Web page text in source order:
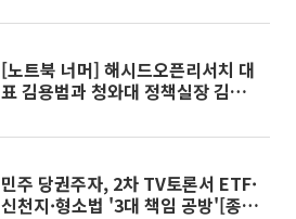
[노트북 너머] 해시드오픈리서치 대
표 김용범과 청와대 정책실장 김용
민주 당권주자, 2차 TV토론서 ETF·
신천지·형소법 '3대 책임 공방'[종